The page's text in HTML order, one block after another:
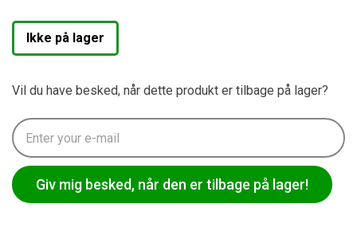
Ikke på lager
Vil du have besked, når dette produkt er tilbage på lager?
Giv mig besked, når den er tilbage på lager!